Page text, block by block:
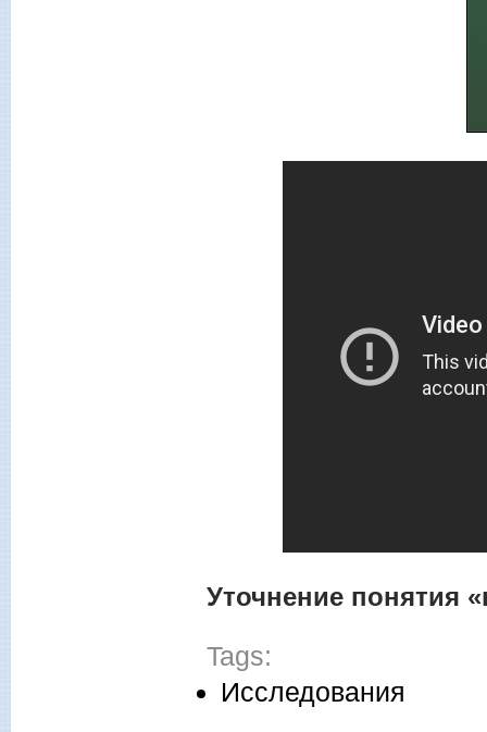
Уточнение понятия
Tags:
Исследования